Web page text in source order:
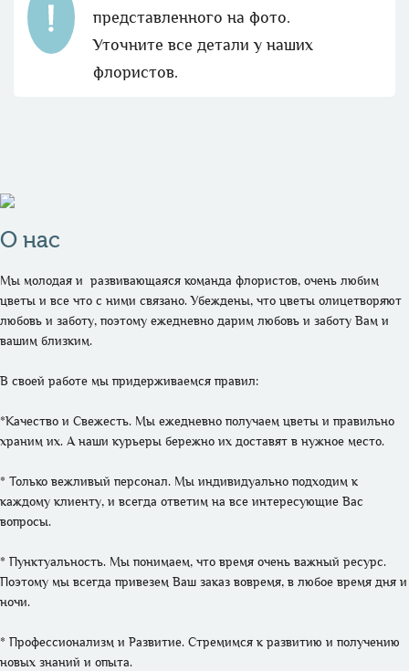
представленного на фото.
Уточните все детали у наших
флористов.
О нас
Мы молодая и  развивающаяся команда флористов, очень любим
цветы и все что с ними связано. Убеждены, что цветы олицетворяют
любовь и заботу, поэтому ежедневно дарим любовь и заботу Вам и
вашим близким.
В своей работе мы придерживаемся правил:
*Качество и Свежесть. Мы ежедневно получаем цветы и правильно
храним их. А наши курьеры бережно их доставят в нужное место.
* Только вежливый персонал. Мы индивидуально подходим к
каждому клиенту, и всегда ответим на все интересующие Вас
вопросы.
* Пунктуальность. Мы понимаем, что время очень важный ресурс.
Поэтому мы всегда привезем Ваш заказ вовремя, в любое время дня и
ночи.
* Профессионализм и Развитие. Стремимся к развитию и получению
новых знаний и опыта.